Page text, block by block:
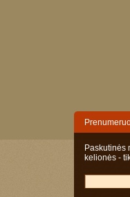
Paskutinės
kelionės -